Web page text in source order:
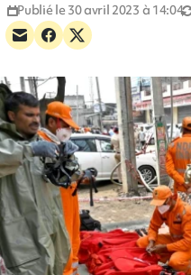
Publié le 30 avril 2023 à 14:04